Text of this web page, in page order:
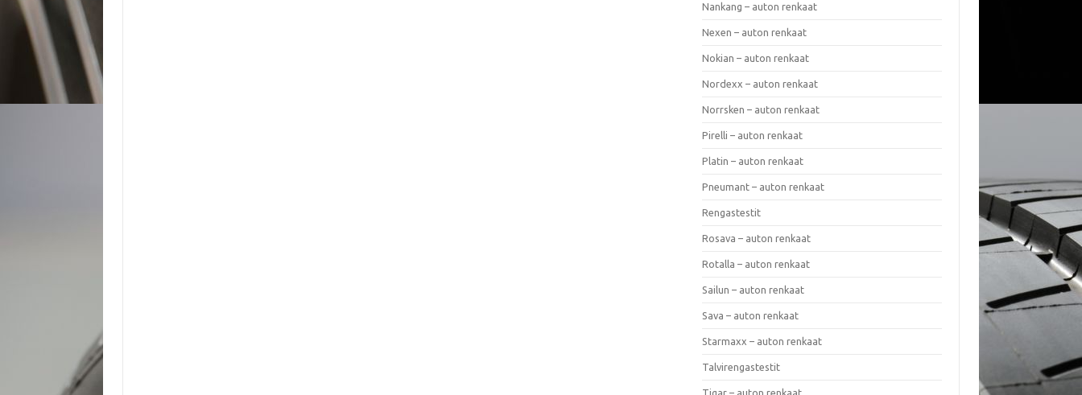
Nankang – auton renkaat
Nexen – auton renkaat
Nokian – auton renkaat
Nordexx – auton renkaat
Norrsken – auton renkaat
Pirelli – auton renkaat
Platin – auton renkaat
Pneumant – auton renkaat
Rengastestit
Rosava – auton renkaat
Rotalla – auton renkaat
Sailun – auton renkaat
Sava – auton renkaat
Starmaxx – auton renkaat
Talvirengastestit
Tigar – auton renkaat